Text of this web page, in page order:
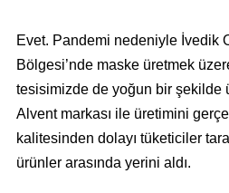
Evet. Pandemi nedeniyle İvedik
Bölgesi’nde maske üretmek
tesisimizde de yoğun bir şekilde
Alvent markası ile üretimini
kalitesinden dolayı tüketiciler
ürünler arasında yerini aldı.